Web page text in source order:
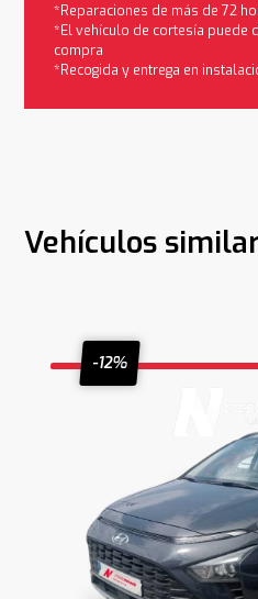
*Reparaciones de más de 72
*El vehículo de cortesía puede
compra
*Recogida y entrega en
Vehículos
-12%